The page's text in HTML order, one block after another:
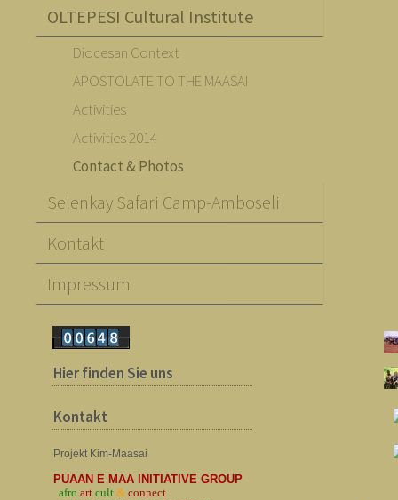
OLTEPESI Cultural Institute
Diocesan Context
APOSTOLATE TO THE MAASAI
Activities
Activities 2014
Contact & Photos
Selenkay Safari Camp-Amboseli
Kontakt
Impressum
Hier finden Sie uns
Kontakt
Projekt Kim-Maasai
PUAAN E MAA INITIATIVE GROUP
afro art cult & connect